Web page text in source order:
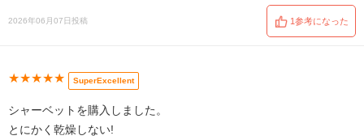
2026年06月07日投稿 1参考になった
★★★★★ SuperExcellent
シャーベットを購入しました。
とにかく乾燥しない!